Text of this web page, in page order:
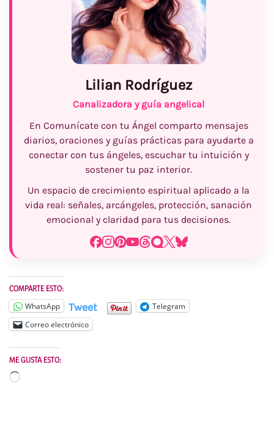
Lilian Rodríguez
Canalizadora y guía angelical
En Comunícate con tu Ángel comparto mensajes
diarios, oraciones y guías prácticas para ayudarte a
conectar con tus ángeles, escuchar tu intuición y
sostener tu paz interior.
Un espacio de crecimiento espiritual aplicado a la
vida real: señales, arcángeles, protección, sanación
emocional y claridad para tus decisiones.
COMPARTE ESTO:
WhatsApp Tweet
Telegram
Correo electrónico
ME GUSTA ESTO:
Cargando...